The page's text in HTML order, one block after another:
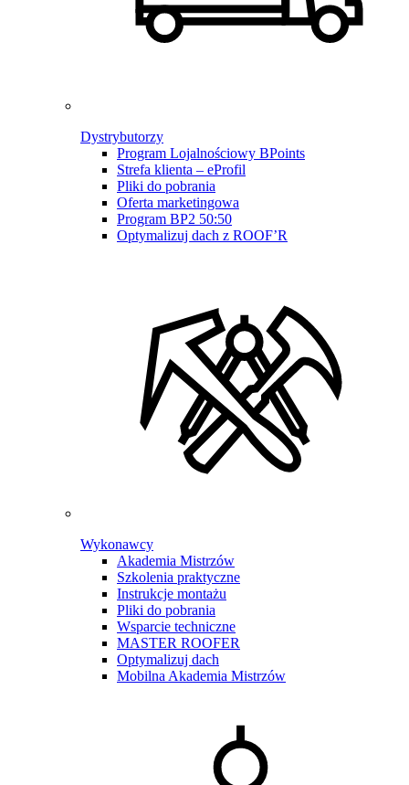
Dystrybutorzy
Program Lojalnościowy BPoints
Strefa klienta – eProfil
Pliki do pobrania
Oferta marketingowa
Program BP2 50:50
Optymalizuj dach z ROOF’R
Wykonawcy
Akademia Mistrzów
Szkolenia praktyczne
Instrukcje montażu
Pliki do pobrania
Wsparcie techniczne
MASTER ROOFER
Optymalizuj dach
Mobilna Akademia Mistrzów